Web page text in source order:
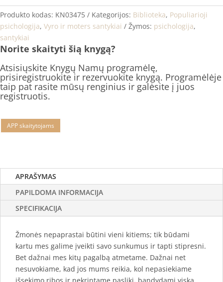
Produkto kodas: KN03475 Kategorijos: Biblioteka, Populiarioji
psichologija, Vyro ir moters santykiai Žymos: psichologija,
santykiai
Norite skaityti šią knygą?
Atsisiųskite Knygų Namų programėlę,
prisiregistruokite ir rezervuokite knygą. Programėlėje
taip pat rasite mūsų renginius ir galėsite į juos
registruotis.
APP skaitytojams
APRAŠYMAS
PAPILDOMA INFORMACIJA
SPECIFIKACIJA
Žmonės nepaprastai būtini vieni kitiems; tik būdami
kartu mes galime įveikti savo sunkumus ir tapti stipresni.
Bet dažnai mes kitų pagalbą atmetame. Dažnai net
nesuvokiame, kad jos mums reikia, kol nepasiekiame